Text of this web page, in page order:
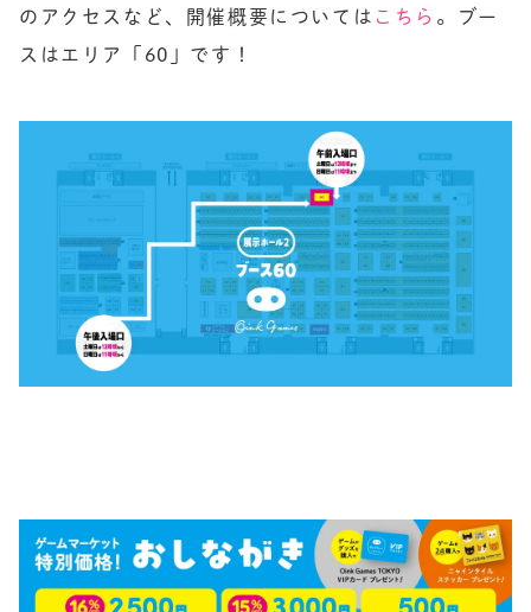
のアクセスなど、開催概要については こちら 。ブー